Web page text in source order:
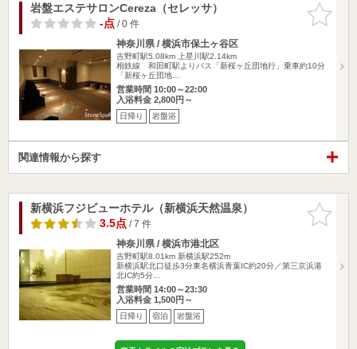
お気に入
りに追加
岩盤エステサロンCereza（セレッサ）
-点/ 0 件
神奈川県 / 横浜市保土ヶ谷区
吉野町駅5.08km
上星川駅2.14km
相鉄線 和田町駅よりバス「新桜ヶ丘団地行」乗車約10分
「新桜ヶ丘団地…
営業時間 10:00～22:00
入浴料金 2,800円～
日帰り 岩盤浴
関連情報から探す
お気に入
りに追加
新横浜フジビューホテル（新横浜天然温泉）
3.5点/ 7 件
神奈川県 / 横浜市港北区
吉野町駅8.01km 新横浜駅252m
新横浜駅北口徒歩3分東名横浜青葉IC約20分／第三京浜港
北IC約5分…
営業時間 14:00～23:30
入浴料金 1,500円～
日帰り 宿泊 岩盤浴